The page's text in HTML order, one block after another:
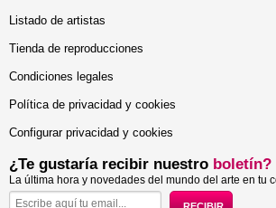
Listado de artistas
Tienda de reproducciones
Condiciones legales
Política de privacidad y cookies
Configurar privacidad y cookies
¿Te gustaría recibir nuestro boletín?
La última hora y novedades del mundo del arte en tu